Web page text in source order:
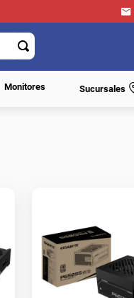
Monitores Sucursales